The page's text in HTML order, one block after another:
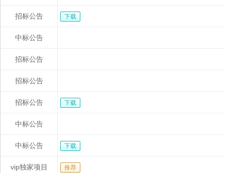
招标公告 下载
中标公告
招标公告
招标公告
招标公告 下载
中标公告
中标公告 下载
vip独家项目 推荐